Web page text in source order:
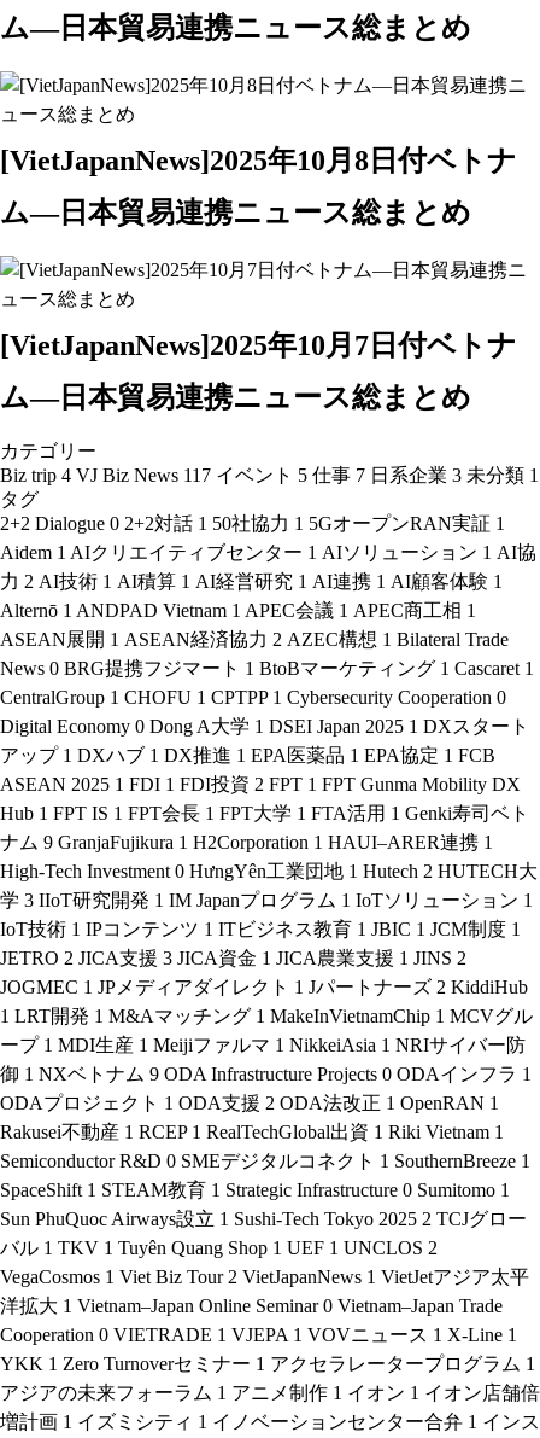
ム―日本貿易連携ニュース総まとめ
[VietJapanNews]2025年10月8日付ベトナ
ム―日本貿易連携ニュース総まとめ
[VietJapanNews]2025年10月7日付ベトナ
ム―日本貿易連携ニュース総まとめ
カテゴリー
Biz trip 4 VJ Biz News 117 イベント 5 仕事 7 日系企業 3 未分類 1
タグ
2+2 Dialogue 0 2+2対話 1 50社協力 1 5GオープンRAN実証 1
Aidem 1 AIクリエイティブセンター 1 AIソリューション 1 AI協
力 2 AI技術 1 AI積算 1 AI経営研究 1 AI連携 1 AI顧客体験 1
Alternō 1 ANDPAD Vietnam 1 APEC会議 1 APEC商工相 1
ASEAN展開 1 ASEAN経済協力 2 AZEC構想 1 Bilateral Trade
News 0 BRG提携フジマート 1 BtoBマーケティング 1 Cascaret 1
CentralGroup 1 CHOFU 1 CPTPP 1 Cybersecurity Cooperation 0
Digital Economy 0 Dong A大学 1 DSEI Japan 2025 1 DXスタート
アップ 1 DXハブ 1 DX推進 1 EPA医薬品 1 EPA協定 1 FCB
ASEAN 2025 1 FDI 1 FDI投資 2 FPT 1 FPT Gunma Mobility DX
Hub 1 FPT IS 1 FPT会長 1 FPT大学 1 FTA活用 1 Genki寿司ベト
ナム 9 GranjaFujikura 1 H2Corporation 1 HAUI–ARER連携 1
High-Tech Investment 0 HưngYên工業団地 1 Hutech 2 HUTECH大
学 3 IIoT研究開発 1 IM Japanプログラム 1 IoTソリューション 1
IoT技術 1 IPコンテンツ 1 ITビジネス教育 1 JBIC 1 JCM制度 1
JETRO 2 JICA支援 3 JICA資金 1 JICA農業支援 1 JINS 2
JOGMEC 1 JPメディアダイレクト 1 Jパートナーズ 2 KiddiHub
1 LRT開発 1 M&Aマッチング 1 MakeInVietnamChip 1 MCVグル
ープ 1 MDI生産 1 Meijiファルマ 1 NikkeiAsia 1 NRIサイバー防
御 1 NXベトナム 9 ODA Infrastructure Projects 0 ODAインフラ 1
ODAプロジェクト 1 ODA支援 2 ODA法改正 1 OpenRAN 1
Rakusei不動産 1 RCEP 1 RealTechGlobal出資 1 Riki Vietnam 1
Semiconductor R&D 0 SMEデジタルコネクト 1 SouthernBreeze 1
SpaceShift 1 STEAM教育 1 Strategic Infrastructure 0 Sumitomo 1
Sun PhuQuoc Airways設立 1 Sushi-Tech Tokyo 2025 2 TCJグロー
バル 1 TKV 1 Tuyên Quang Shop 1 UEF 1 UNCLOS 2
VegaCosmos 1 Viet Biz Tour 2 VietJapanNews 1 VietJetアジア太平
洋拡大 1 Vietnam–Japan Online Seminar 0 Vietnam–Japan Trade
Cooperation 0 VIETRADE 1 VJEPA 1 VOVニュース 1 X-Line 1
YKK 1 Zero Turnoverセミナー 1 アクセラレータープログラム 1
アジアの未来フォーラム 1 アニメ制作 1 イオン 1 イオン店舗倍
増計画 1 イズミシティ 1 イノベーションセンター合弁 1 インス